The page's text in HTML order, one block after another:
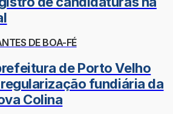
DE BOA-FÉ
de Porto Velho
regularização fundiária da
Colina